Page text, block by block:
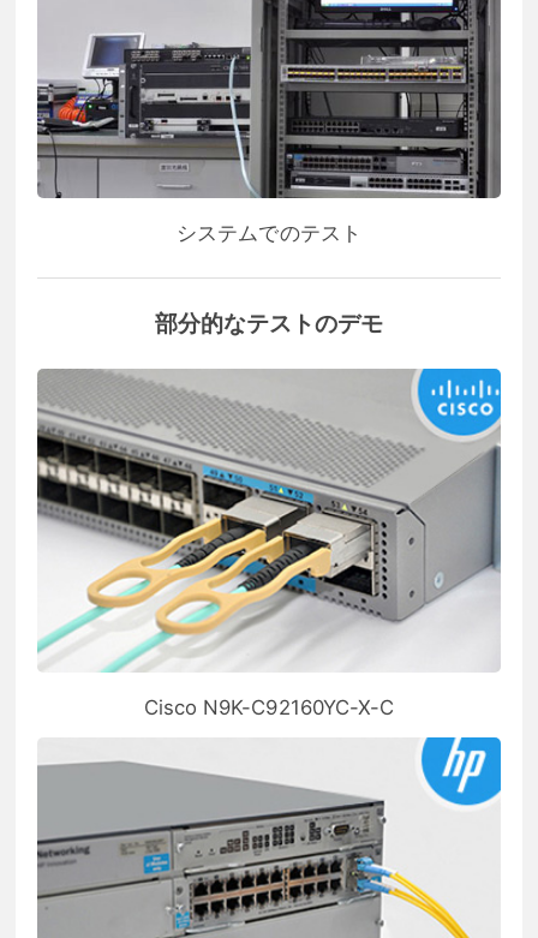
システムでのテスト
部分的なテストのデモ
Cisco N9K-C92160YC-X-C